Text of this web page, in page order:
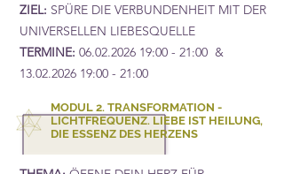
ZIEL: SPÜRE DIE VERBUNDENHEIT MIT DER
UNIVERSELLEN LIEBESQUELLE
TERMINE: 06.02.2026 19:00 - 21:00 &
13.02.2026 19:00 - 21:00
MODUL 2. TRANSFORMATION -
LICHTFREQUENZ. LIEBE IST HEILUNG,
DIE ESSENZ DES HERZENS